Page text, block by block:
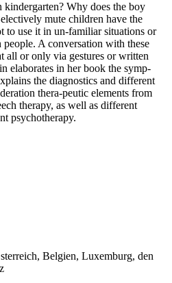
Why does the boy
mute children have the
to use it in un-familiar situations or
A conversation with these
all or only via gestures or written
elaborates in her book the symp-
the diagnostics and different
thera-peutic elements from
therapy, as well as different
psychotherapy.
Belgien, Luxemburg, den